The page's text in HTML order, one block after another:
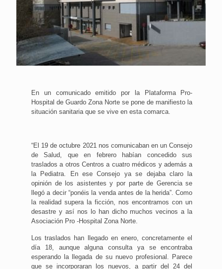
En un comunicado emitido por la Plataforma Pro-
Hospital de Guardo Zona Norte se pone de manifiesto la
situación sanitaria que se vive en esta comarca.
“El 19 de octubre 2021 nos comunicaban en un Consejo
de Salud, que en febrero habían concedido sus
traslados a otros Centros a cuatro médicos y además a
la Pediatra. En ese Consejo ya se dejaba claro la
opinión de los asistentes y por parte de Gerencia se
llegó a decir “ponéis la venda antes de la herida”. Como
la realidad supera la ficción, nos encontramos con un
desastre y así nos lo han dicho muchos vecinos a la
Asociación Pro -Hospital Zona Norte.
Los traslados han llegado en enero, concretamente el
día 18, aunque alguna consulta ya se encontraba
esperando la llegada de su nuevo profesional. Parece
que se incorporaran los nuevos, a partir del 24 del